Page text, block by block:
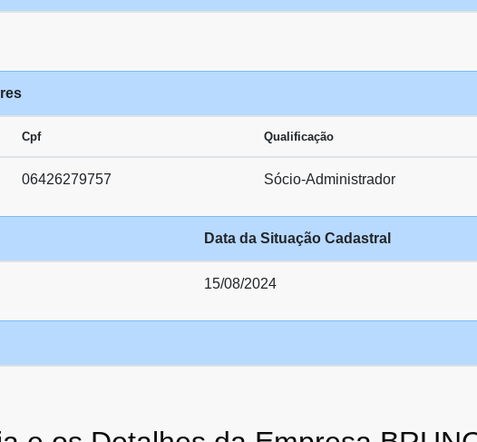
Cpf Qualificação
06426279757 Sócio-Administrador
Data da Situação Cadastral
15/08/2024